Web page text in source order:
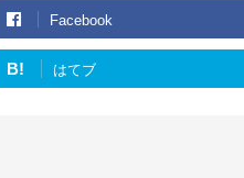
Facebook
B! はてブ